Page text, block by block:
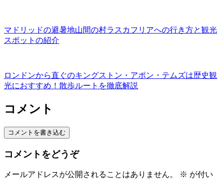
マドリッドの避暑地山間の村ラスカフリアへの行き方と観光
スポットの紹介
ロンドンから直ぐのキングストン・アポン・テムズは歴史観
光におすすめ！散歩ルートを徹底解説
コメント
コメントを書き込む
コメントをどうぞ
メールアドレスが公開されることはありません。 ※ が付い